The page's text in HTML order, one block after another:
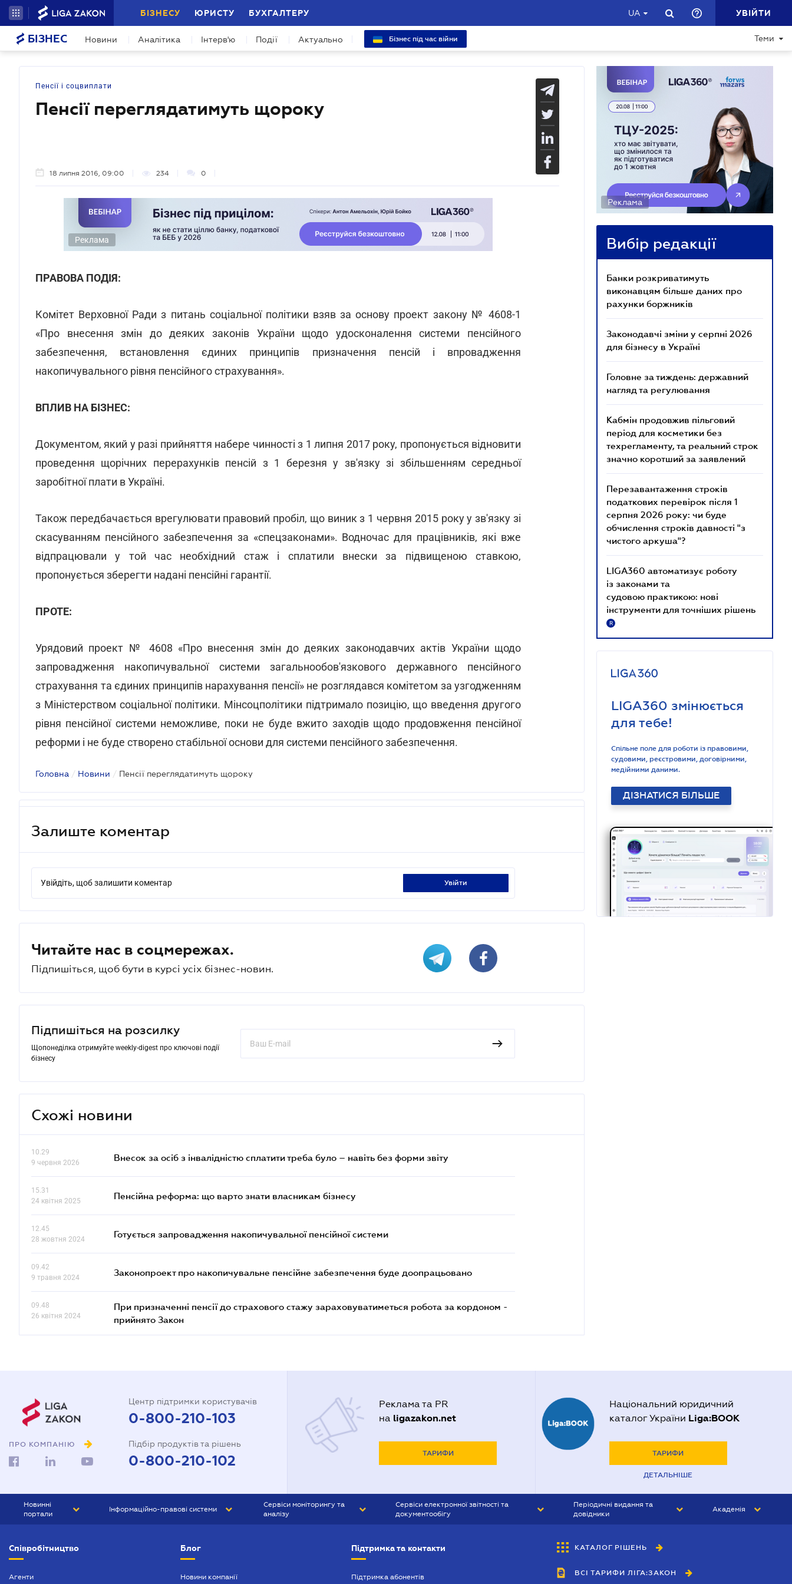
БІЗНЕСУ ЮРИСТУ БУХГАЛТЕРУ UA УВІЙТИ
БІЗНЕС Новини Аналітика Інтерв'ю Події Актуально Бізнес під час війни Теми
Пенсії і соцвиплати
Пенсії переглядатимуть щороку
18 липня 2016, 09:00 234 0
Реклама
ПРАВОВА ПОДІЯ:
Комітет Верховної Ради з питань соціальної політики взяв за основу проект закону № 4608-1
«Про внесення змін до деяких законів України щодо удосконалення системи пенсійного
забезпечення, встановлення єдиних принципів призначення пенсій і впровадження
накопичувального рівня пенсійного страхування».
ВПЛИВ НА БІЗНЕС:
Документом, який у разі прийняття набере чинності з 1 липня 2017 року, пропонується відновити
проведення щорічних перерахунків пенсій з 1 березня у зв'язку зі збільшенням середньої
заробітної плати в Україні.
Також передбачається врегулювати правовий пробіл, що виник з 1 червня 2015 року у зв'язку зі
скасуванням пенсійного забезпечення за «спецзаконами». Водночас для працівників, які вже
відпрацювали у той час необхідний стаж і сплатили внески за підвищеною ставкою,
пропонується зберегти надані пенсійні гарантії.
ПРОТЕ:
Урядовий проект № 4608 «Про внесення змін до деяких законодавчих актів України щодо
запровадження накопичувальної системи загальнообов'язкового державного пенсійного
страхування та єдиних принципів нарахування пенсії» не розглядався комітетом за узгодженням
з Міністерством соціальної політики. Мінсоцполітики підтримало позицію, що введення другого
рівня пенсійної системи неможливе, поки не буде вжито заходів щодо продовження пенсійної
реформи і не буде створено стабільної основи для системи пенсійного забезпечення.
Головна / Новини / Пенсії переглядатимуть щороку
Залиште коментар
Увійдіть, щоб залишити коментар увійти
Читайте нас в соцмережах.
Підпишіться, щоб бути в курсі усіх бізнес-новин.
Підпишіться на розсилку
Щопонеділка отримуйте weekly-digest про ключові події
бізнесу
Схожі новини
10.29
9 червня 2026
Внесок за осіб з інвалідністю сплатити треба було – навіть без форми звіту
15.31
24 квітня 2025
Пенсійна реформа: що варто знати власникам бізнесу
12.45
28 жовтня 2024
Готується запровадження накопичувальної пенсійної системи
09.42
9 травня 2024
Законопроект про накопичувальне пенсійне забезпечення буде доопрацьовано
09.48
26 квітня 2024
При призначенні пенсії до страхового стажу зараховуватиметься робота за кордоном -
прийнято Закон
Реклама
Вибір редакції
Банки розкриватимуть
виконавцям більше даних про
рахунки боржників
Законодавчі зміни у серпні 2026
для бізнесу в Україні
Головне за тиждень: державний
нагляд та регулювання
Кабмін продовжив пільговий
період для косметики без
техрегламенту, та реальний строк
значно коротший за заявлений
Перезавантаження строків
податкових перевірок після 1
серпня 2026 року: чи буде
обчислення строків давності "з
чистого аркуша"?
LIGA360 автоматизує роботу
із законами та
судовою практикою: нові
інструменти для точніших рішень
R
LIGA360 змінюється
для тебе!
Спільне поле для роботи із правовими,
судовими, реєстровими, договірними,
медійними даними.
ДІЗНАТИСЯ БІЛЬШЕ
ПРО КОМПАНІЮ
Центр підтримки користувачів
0-800-210-103
Підбір продуктів та рішень
0-800-210-102
Реклама та PR
на ligazakon.net
ТАРИФИ
Національний юридичний
каталог України Liga:BOOK
ТАРИФИ
ДЕТАЛЬНІШЕ
Новинні
портали
БІЗНЕС
Інформаційно-правові системи
Сервіси моніторингу та
аналізу
Сервіси електронної звітності та
документообігу
Періодичні видання та
довідники
БУХГАЛТЕР&ЗАКОН
ВІСНИК МСФЗ
Академія
Співробітництво
Агенти
Блог
Новини компанії
Підтримка та контакти
Підтримка абонентів
КАТАЛОГ РІШЕНЬ
ВСІ ТАРИФИ ЛІГА:ЗАКОН